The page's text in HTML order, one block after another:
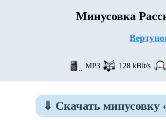
Минусовка
MP3 128 kBit/s
⇓ Скачать минусовку